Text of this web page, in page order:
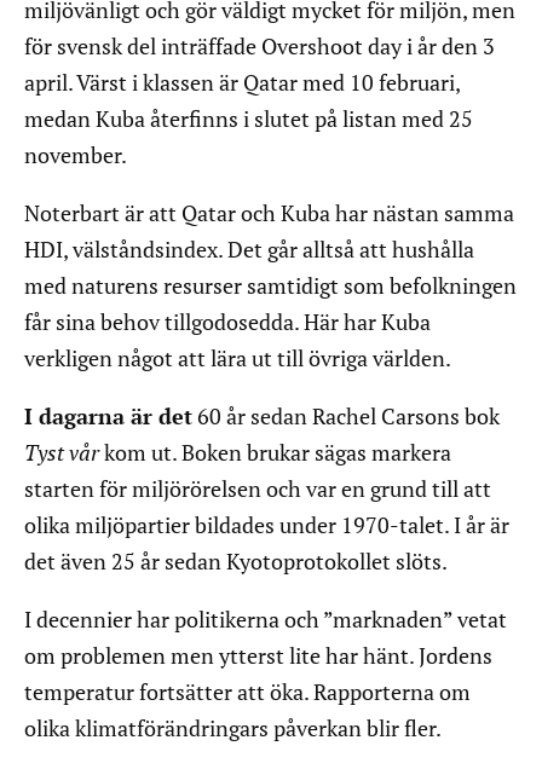
miljövänligt och gör väldigt mycket för miljön, men
för svensk del inträffade Overshoot day i år den 3
april. Värst i klassen är Qatar med 10 februari,
medan Kuba återfinns i slutet på listan med 25
november.
Noterbart är att Qatar och Kuba har nästan samma
HDI, välståndsindex. Det går alltså att hushålla
med naturens resurser samtidigt som befolkningen
får sina behov tillgodosedda. Här har Kuba
verkligen något att lära ut till övriga världen.
I dagarna är det60 år sedan Rachel Carsons bok
Tyst vårkom ut. Boken brukar sägas markera
starten för miljörörelsen och var en grund till att
olika miljöpartier bildades under 1970-talet. I år är
det även 25 år sedan Kyotoprotokollet slöts.
I decennier har politikerna och ”marknaden” vetat
om problemen men ytterst lite har hänt. Jordens
temperatur fortsätter att öka. Rapporterna om
olika klimatförändringars påverkan blir fler.